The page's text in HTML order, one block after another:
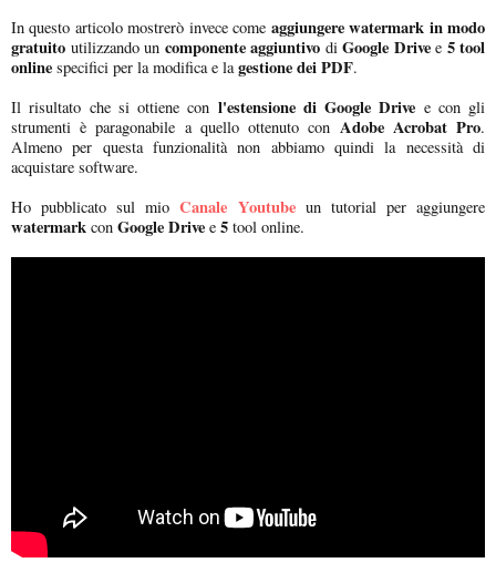
In questo articolo mostrerò invece come aggiungere watermark in modo
gratuito utilizzando un componente aggiuntivo di Google Drivee 5 tool
online specifici per la modifica e lagestione dei PDF.
Il risultato che si ottiene con l'estensione di Google Drive e con gli
strumenti è paragonabile a quello ottenuto con Adobe Acrobat Pro.
Almeno per questa funzionalità non abbiamo quindi la necessità di
acquistare software.
Ho pubblicato sul mio Canale Youtubeun tutorial per aggiungere
watermark con Google Drive e 5 tool online.